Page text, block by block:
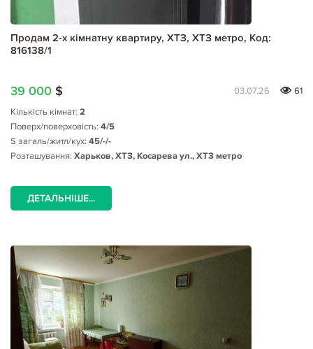
Продам 2-х кімнатну квартиру, ХТЗ, ХТЗ метро, Код:
816138/1
39 000 $ 03.07.26
61
Кількість кімнат: 2
Поверх/поверховість: 4/5
S загаль/житл/кух: 45/-/-
Розташування: Харьков, ХТЗ, Косарева ул., ХТЗ метро
ДЕТАЛЬНІШЕ...